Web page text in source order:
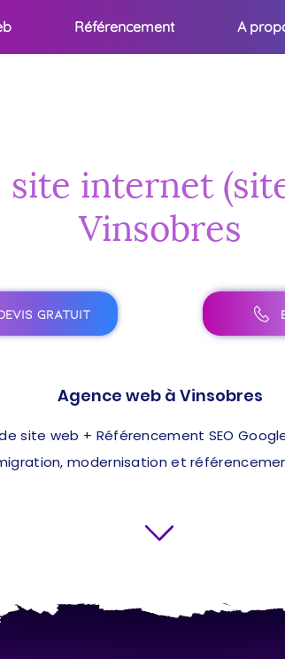
Référencement A
internet
Vinsobres
GRATUIT
Agence web à Vinsobres
site web + Référencement SEO
modernisation et